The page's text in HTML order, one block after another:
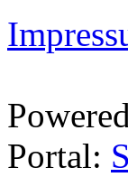
Portal: